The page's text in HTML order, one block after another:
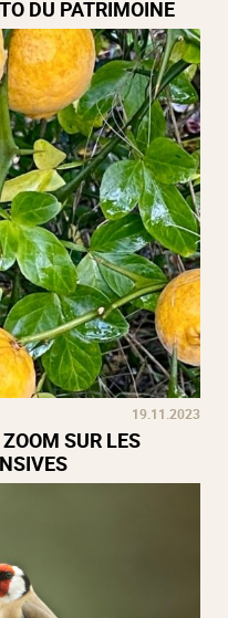
DU PATRIMOINE
19.11.2023
SUR LES